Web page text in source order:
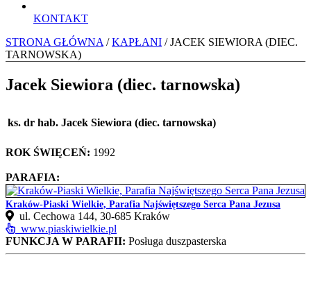
KONTAKT
STRONA GŁÓWNA /KAPŁANI / JACEK SIEWIORA (DIEC.
TARNOWSKA)
Jacek Siewiora (diec. tarnowska)
ks. dr hab. Jacek Siewiora (diec. tarnowska)
ROK ŚWIĘCEŃ: 1992
PARAFIA:
Kraków-Piaski Wielkie, Parafia Najświętszego Serca Pana Jezusa
ul. Cechowa 144, 30‑685 Kraków
www.piaskiwielkie.pl
FUNKCJA W PARAFII: Posługa duszpasterska